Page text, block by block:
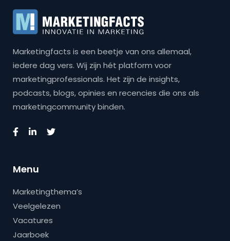
Marketingfacts is een beetje van ons allemaal,
iedere dag vers. Wij zijn hét platform voor
marketingprofessionals. Het zijn de insights,
podcasts, blogs, opinies en recencies die ons als
marketingcommunity binden.
Menu
Marketingthema’s
Veelgelezen
Vacatures
Jaarboek